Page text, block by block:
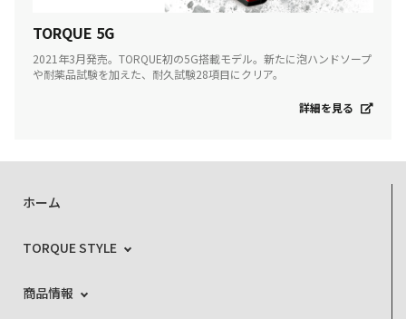
TORQUE 5G
2021年3月発売。TORQUE初の5G搭載モデル。新たに泡ハンドソープ
や耐薬品試験を加えた、耐久試験28項目にクリア。
詳細を見る
ホーム
TORQUE STYLE
商品情報